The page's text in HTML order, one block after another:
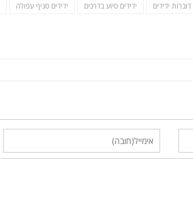
דוברות ידידים ידידים סיוע בדרכים ידידים סניף עפולה